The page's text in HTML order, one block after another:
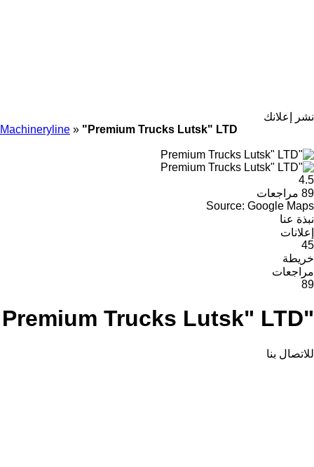
نشر إعلانك
Machineryline » "Premium Trucks Lutsk" LTD
4.5
89 مراجعات
Source: Google Maps
نبذة عنا
إعلانات
45
خريطة
مراجعات
89
"Premium Trucks Lutsk" LTD
للاتصال بنا